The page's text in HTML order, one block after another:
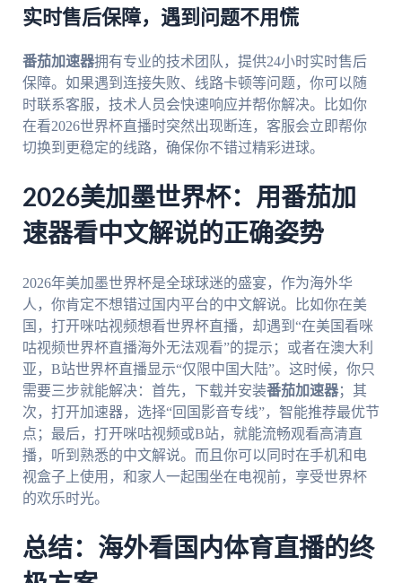
实时售后保障，遇到问题不用慌
番茄加速器拥有专业的技术团队，提供24小时实时售后
保障。如果遇到连接失败、线路卡顿等问题，你可以随
时联系客服，技术人员会快速响应并帮你解决。比如你
在看2026世界杯直播时突然出现断连，客服会立即帮你
切换到更稳定的线路，确保你不错过精彩进球。
2026美加墨世界杯：用番茄加
速器看中文解说的正确姿势
2026年美加墨世界杯是全球球迷的盛宴，作为海外华
人，你肯定不想错过国内平台的中文解说。比如你在美
国，打开咪咕视频想看世界杯直播，却遇到“在美国看咪
咕视频世界杯直播海外无法观看”的提示；或者在澳大利
亚，B站世界杯直播显示“仅限中国大陆”。这时候，你只
需要三步就能解决：首先，下载并安装番茄加速器；其
次，打开加速器，选择“回国影音专线”，智能推荐最优节
点；最后，打开咪咕视频或B站，就能流畅观看高清直
播，听到熟悉的中文解说。而且你可以同时在手机和电
视盒子上使用，和家人一起围坐在电视前，享受世界杯
的欢乐时光。
总结：海外看国内体育直播的终